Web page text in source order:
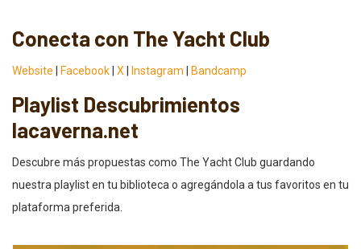
Conecta con The Yacht Club
Website Facebook X Instagram Bandcamp
Playlist Descubrimientos
lacaverna.net
Descubre más propuestas como The Yacht Club guardando
nuestra playlist en tu biblioteca o agregándola a tus favoritos en tu
plataforma preferida.